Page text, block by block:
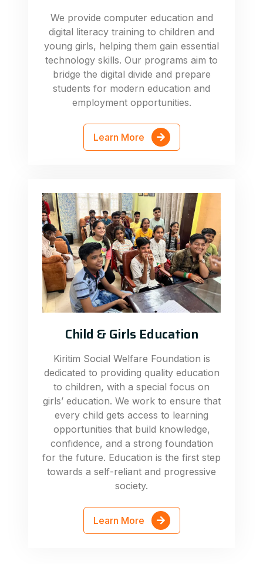
We provide computer education and
digital literacy training to children and
young girls, helping them gain essential
technology skills. Our programs aim to
bridge the digital divide and prepare
students for modern education and
employment opportunities.
Learn More
Child & Girls Education
Kiritim Social Welfare Foundation is
dedicated to providing quality education
to children, with a special focus on
girls’ education. We work to ensure that
every child gets access to learning
opportunities that build knowledge,
confidence, and a strong foundation
for the future. Education is the first step
towards a self-reliant and progressive
society.
Learn More